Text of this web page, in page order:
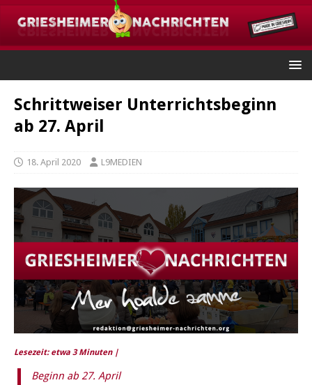
Schrittweiser Unterrichtsbeginn
ab 27. April
18. April 2020 L9MEDIEN
Lesezeit: etwa 3 Minuten |
Beginn ab 27. April